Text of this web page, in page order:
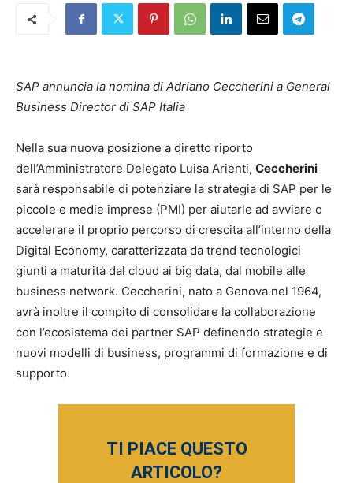
SAP annuncia la nomina di Adriano Ceccherini a General
Business Director di SAP Italia
Nella sua nuova posizione a diretto riporto
dell’Amministratore Delegato Luisa Arienti, Ceccherini
sarà responsabile di potenziare la strategia di SAP per le
piccole e medie imprese (PMI) per aiutarle ad avviare o
accelerare il proprio percorso di crescita all’interno della
Digital Economy, caratterizzata da trend tecnologici
giunti a maturità dal cloud ai big data, dal mobile alle
business network. Ceccherini, nato a Genova nel 1964,
avrà inoltre il compito di consolidare la collaborazione
con l’ecosistema dei partner SAP definendo strategie e
nuovi modelli di business, programmi di formazione e di
supporto.
TI PIACE QUESTO
ARTICOLO?